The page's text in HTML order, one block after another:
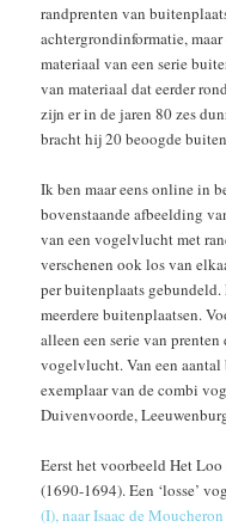
randprenten van
achtergrondinformatie,
materiaal van een serie
van materiaal dat eerder
zijn er in de jaren 80 zes
bracht hij 20 beoogde
Ik ben maar eens online in
bovenstaande afbeelding
van een vogelvlucht met
verschenen ook los van
per buitenplaats
meerdere buitenplaatsen.
alleen een serie van
vogelvlucht. Van een aantal
exemplaar van de combi
Duivenvoorde,
Eerst het voorbeeld Het
(1690-1694). Een ‘losse’
(I), naar Isaac de Moucheron